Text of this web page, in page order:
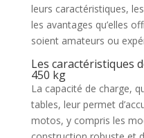
leurs caractéristiques,
les avantages qu’elles
soient amateurs ou
Les caractéristiques
450 kg
La capacité de charge,
tables, leur permet
motos, y compris les